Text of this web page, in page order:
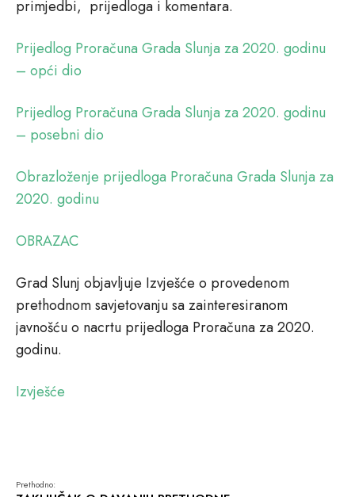
primjedbi, prijedloga i komentara.
Prijedlog Proračuna Grada Slunja za 2020. godinu
– opći dio
Prijedlog Proračuna Grada Slunja za 2020. godinu
– posebni dio
Obrazloženje prijedloga Proračuna Grada Slunja za
2020. godinu
OBRAZAC
Grad Slunj objavljuje Izvješće o provedenom
prethodnom savjetovanju sa zainteresiranom
javnošću o nacrtu prijedloga Proračuna za 2020.
godinu.
Izvješće
Prethodno: